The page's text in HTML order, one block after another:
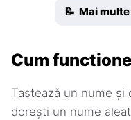
📝 Mai
Cum
Tastează un nume și
dorești un nume